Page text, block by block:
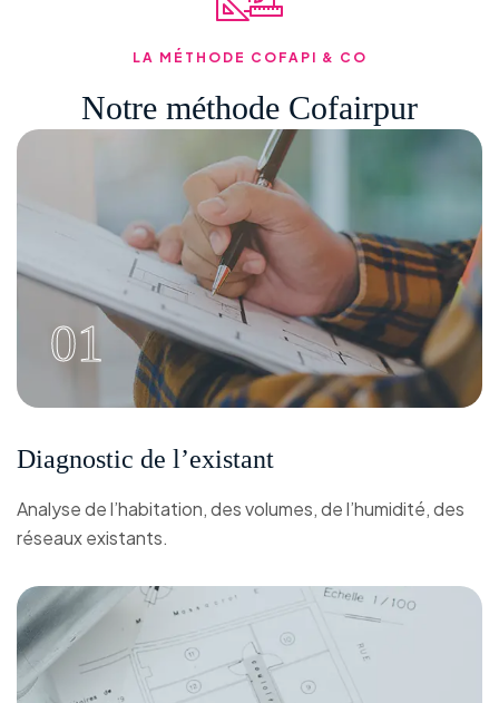
Notre méthode Cofairpur
LA MÉTHODE COFAPI & CO
01
Diagnostic de l’existant
Analyse de l’habitation, des volumes, de l’humidité, des
réseaux existants.